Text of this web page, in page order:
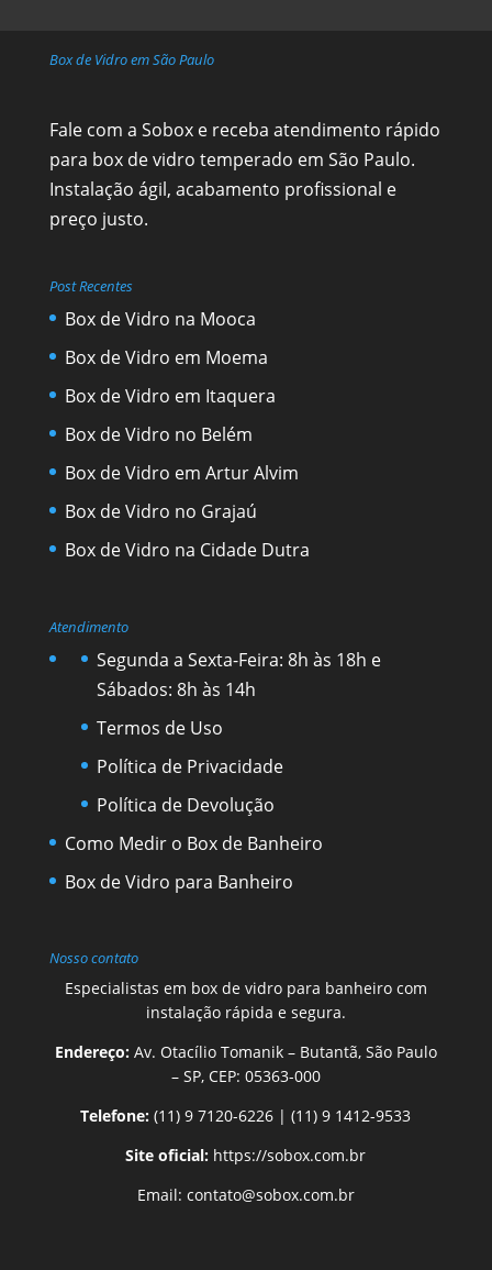
Box de Vidro em São Paulo
Fale com a Sobox e receba atendimento rápido
para box de vidro temperado em São Paulo.
Instalação ágil, acabamento profissional e
preço justo.
Post Recentes
Box de Vidro na Mooca
Box de Vidro em Moema
Box de Vidro em Itaquera
Box de Vidro no Belém
Box de Vidro em Artur Alvim
Box de Vidro no Grajaú
Box de Vidro na Cidade Dutra
Atendimento
Segunda a Sexta-Feira: 8h às 18h e
Sábados: 8h às 14h
Termos de Uso
Política de Privacidade
Política de Devolução
Como Medir o Box de Banheiro
Box de Vidro para Banheiro
Nosso contato
Especialistas em box de vidro para banheiro com
instalação rápida e segura.
Endereço:Av. Otacílio Tomanik – Butantã, São Paulo
– SP, CEP: 05363-000
Telefone: (11) 9 7120-6226 |(11) 9 1412-9533
Site oficial: https://sobox.com.br
Email: contato@sobox.com.br